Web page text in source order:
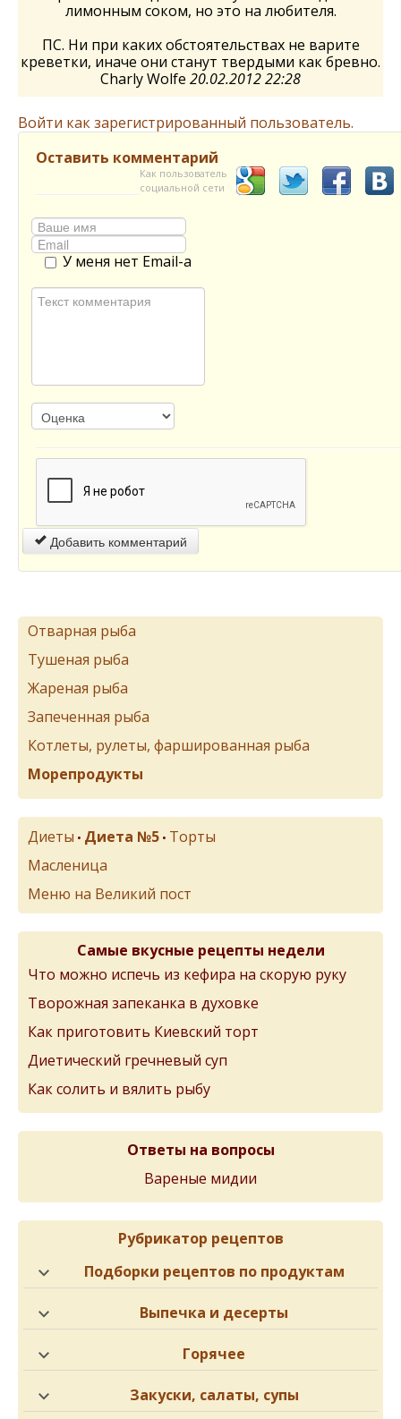
лимонным соком, но это на любителя.
ПС. Ни при каких обстоятельствах не варите
креветки, иначе они станут твердыми как бревно.
Charly Wolfe 20.02.2012 22:28
Войти как зарегистрированный пользователь.
Оставить комментарий
Как пользователь
социальной сети
У меня нет Email-а
Добавить комментарий
Отварная рыба
Тушеная рыба
Жареная рыба
Запеченная рыба
Котлеты, рулеты, фаршированная рыба
Морепродукты
Диеты • Диета №5 • Торты
Масленица
Меню на Великий пост
Самые вкусные рецепты недели
Что можно испечь из кефира на скорую руку
Творожная запеканка в духовке
Как приготовить Киевский торт
Диетический гречневый суп
Как солить и вялить рыбу
Ответы на вопросы
Вареные мидии
Рубрикатор рецептов
Подборки рецептов по продуктам
Выпечка и десерты
Горячее
Закуски, салаты, супы